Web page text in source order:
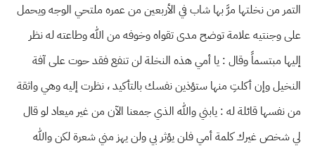
التمر من نخلتها مرَّ بها شاب في الأربعين من عمره ملتحي الوجه ويحمل
على وجنتيه علامة توضح مدى تقواه وخوفه من الله وطاعته له نظر
إليها مبتسماً وقال : يا أمي هذه النخلة لن تنفع فقد حوت على آفة
النخيل وإن أكلتِ منها ستؤذين نفسك بالتأكيد ، نظرت إليه وهي واثقة
من نفسها قائلة له : يابني والله الذي جمعنا الآن من غير ميعاد لو قال
لي شخص غيرك كلمة أمي فلن يؤثر بي ولن يهز مني شعرة لكن والله